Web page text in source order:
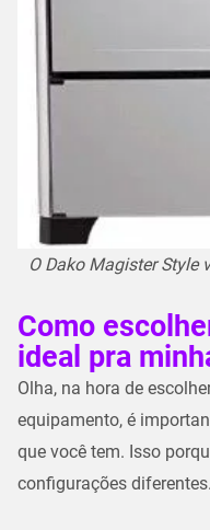
O Dako Magister
Como
ideal pra
Olha, na hora de
equipamento, é
que você tem. Isso
configurações diferentes.